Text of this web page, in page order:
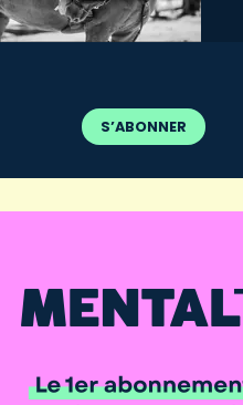
S’ABONNER